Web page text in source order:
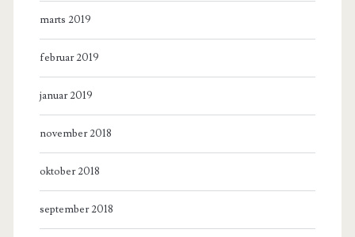
marts 2019
februar 2019
januar 2019
november 2018
oktober 2018
september 2018